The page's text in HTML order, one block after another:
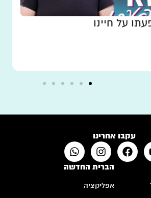
על חיינו
עקבו אחרינו
הברית החדשה
אפליקציה